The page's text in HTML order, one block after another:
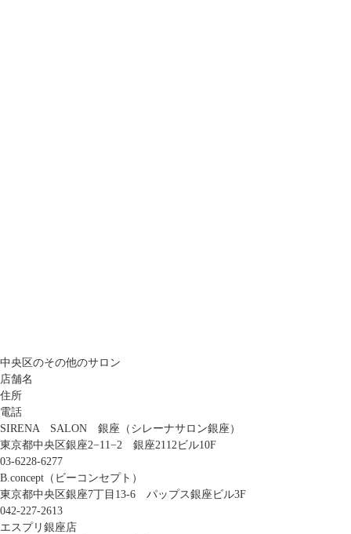
中央区のその他のサロン
店舗名
住所
電話
SIRENA SALON 銀座（シレーナサロン銀座）
東京都中央区銀座2−11−2 銀座2112ビル10F
03-6228-6277
B.concept（ビーコンセプト）
東京都中央区銀座7丁目13-6 パップス銀座ビル3F
042-227-2613
エスプリ銀座店